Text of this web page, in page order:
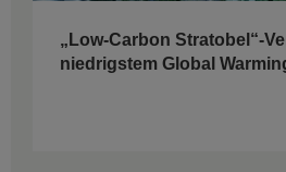
„Low-Carbon Stratobel“-
niedrigstem Global